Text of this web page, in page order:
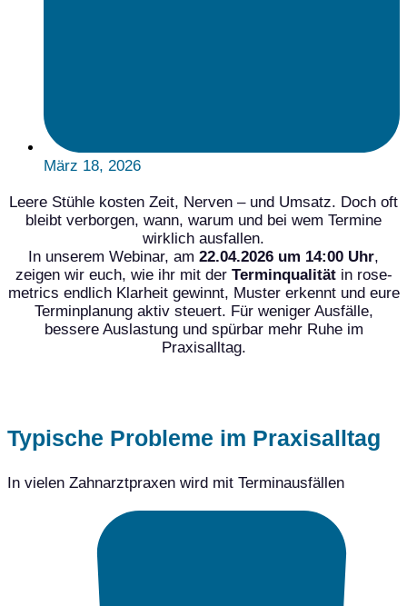
März 18, 2026
Leere Stühle kosten Zeit, Nerven – und Umsatz. Doch oft
bleibt verborgen, wann, warum und bei wem Termine
wirklich ausfallen.
In unserem Webinar, am 22.04.2026 um 14:00 Uhr,
zeigen wir euch, wie ihr mit der Terminqualitätin rose-
metrics endlich Klarheit gewinnt, Muster erkennt und eure
Terminplanung aktiv steuert. Für weniger Ausfälle,
bessere Auslastung und spürbar mehr Ruhe im
Praxisalltag.
Typische Probleme im Praxisalltag
In vielen Zahnarztpraxen wird mit Terminausfällen